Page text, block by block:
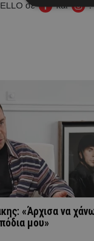
σε και !
«Άρχισα να
μου»